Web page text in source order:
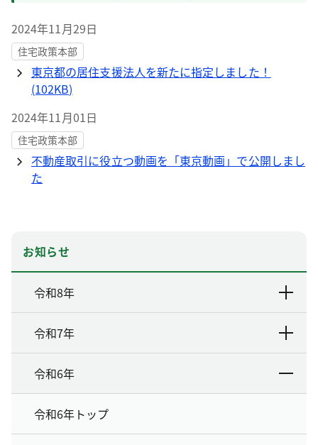
2024年11月29日
住宅政策本部
東京都の居住支援法人を新たに指定しました！
(102KB)
2024年11月01日
住宅政策本部
不動産取引に役立つ動画を「東京動画」で公開しまし
た
お知らせ
令和8年
令和7年
令和6年
令和6年トップ